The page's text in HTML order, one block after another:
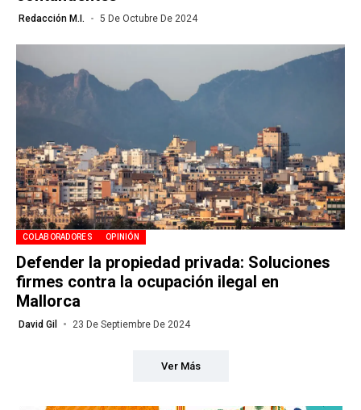
Redacción M.I. 5 De Octubre De 2024
COLABORADORES OPINIÓN
Defender la propiedad privada: Soluciones
firmes contra la ocupación ilegal en
Mallorca
David Gil 23 De Septiembre De 2024
Ver Más